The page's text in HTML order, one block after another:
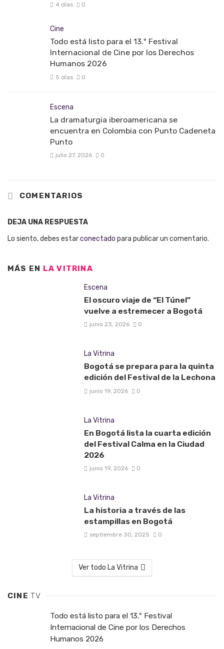
4 días 0
Cine
Todo está listo para el 13.º Festival
Internacional de Cine por los Derechos
Humanos 2026
5 días 0
Escena
La dramaturgia iberoamericana se
encuentra en Colombia con Punto Cadeneta
Punto
julio 27, 2026 0
COMENTARIOS
DEJA UNA RESPUESTA
Lo siento, debes estarconectado para publicar un comentario.
MÁS EN LA VITRINA
Escena
El oscuro viaje de “El Túnel”
vuelve a estremecer a Bogotá
junio 23, 2026 0
La Vitrina
Bogotá se prepara para la quinta
edición del Festival de la Lechona
junio 19, 2026 0
La Vitrina
En Bogotá lista la cuarta edición
del Festival Calma en la Ciudad
2026
junio 19, 2026 0
La Vitrina
La historia a través de las
estampillas en Bogotá
septiembre 30, 2025 0
Ver todo La Vitrina
CINETV
Todo está listo para el 13.º Festival
Internacional de Cine por los Derechos
Humanos 2026